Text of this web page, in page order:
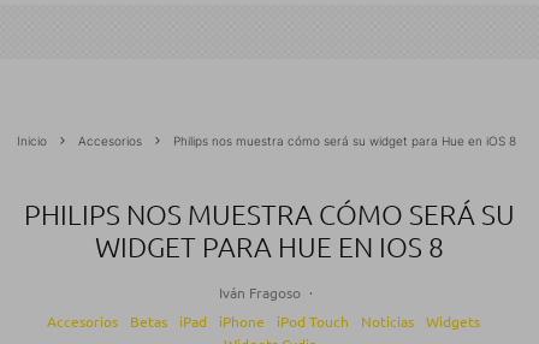
Inicio Accesorios Philips nos muestra cómo será su widget para Hue en iOS 8
PHILIPS NOS MUESTRA CÓMO SERÁ SU
WIDGET PARA HUE EN IOS 8
Iván Fragoso ·
Accesorios
Betas iPad iPhone iPod Touch Noticias
Widgets